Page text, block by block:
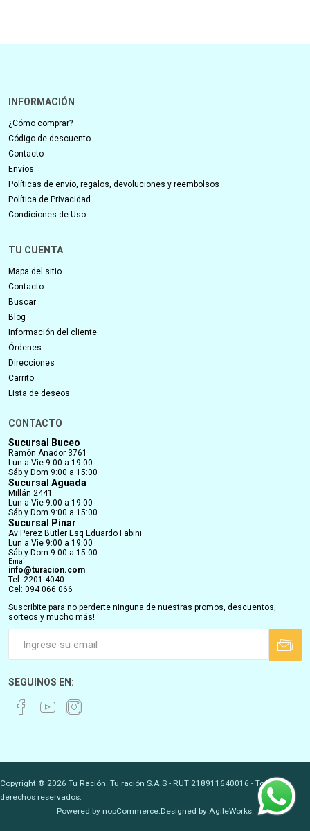
INFORMACIÓN
¿Cómo comprar?
Código de descuento
Contacto
Envíos
Políticas de envío, regalos, devoluciones y reembolsos
Política de Privacidad
Condiciones de Uso
TU CUENTA
Mapa del sitio
Contacto
Buscar
Blog
Información del cliente
Órdenes
Direcciones
Carrito
Lista de deseos
CONTACTO
Sucursal Buceo
Ramón Anador 3761
Lun a Vie 9:00 a 19:00
Sáb y Dom 9:00 a 15:00
Sucursal Aguada
Millán 2441
Lun a Vie 9:00 a 19:00
Sáb y Dom 9:00 a 15:00
Sucursal Pinar
Av Perez Butler Esq Eduardo Fabini
Lun a Vie 9:00 a 19:00
Sáb y Dom 9:00 a 15:00
Email
info@turacion.com
Tel: 2201 4040
Cel: 094 066 066
Suscribite para no perderte ninguna de nuestras promos, descuentos,
sorteos y mucho más!
SEGUINOS EN:
Copyright ® 2026 Tu Ración. Tu ración S.A.S - RUT 218911640016 - Todos los
derechos reservados.
Powered by nopCommerce.Designed by AgileWorks.